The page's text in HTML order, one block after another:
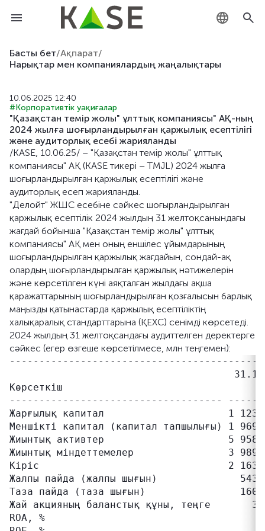
Басты бет/Ақпарат/
Нарықтар мен компаниялардың жаңалықтары
10.06.2025 12:40
#Корпоративтік уақиғалар
"Қазақстан темір жолы" ұлттық компаниясы" АҚ-ның
2024 жылға шоғырландырылған қаржылық есептілігі
және аудиторлық есебі жарияланды
/KASE, 10.06.25/ – "Қазақстан темір жолы" ұлттық
компаниясы" АҚ (KASE тикері – TMJL) 2024 жылға
шоғырландырылған қаржылық есептілігі және
аудиторлық есеп жарияланды.
"Делойт" ЖШС есебіне сәйкес шоғырландырылған
қаржылық есептілік 2024 жылдың 31 желтоқсанындағы
жағдай бойынша "Қазақстан темір жолы" ұлттық
компаниясы" АҚ мен оның еншілес ұйымдарының
шоғырландырылған қаржылық жағдайын, сондай-ақ
олардың шоғырландырылған қаржылық нәтижелерін
және көрсетілген күні аяқталған жылдағы ақша
қаражаттарының шоғырландырылған қозғалысын барлық
маңызды қатынастарда қаржылық есептіліктің
халықаралық стандарттарына (ҚЕХС) сенімді көрсетеді.
2024 жылдың 31 желтоқсандағы аудиттелген деректерге
сәйкес (егер өзгеше көрсетілмесе, млн теңгемен):
Көрсеткіш
------------------------------------
Жарғылық капитал                     1 123
Меншікті капитал (капитал тапшылығы) 1
Жиынтық активтер                     5 958
Жиынтық міндеттемелер                3 989
Кіріс                                2 163
Жалпы пайда (жалпы шығын)              543
Таза пайда (таза шығын)                160
Жай акцияның баланстық құны, теңге
ROA, %